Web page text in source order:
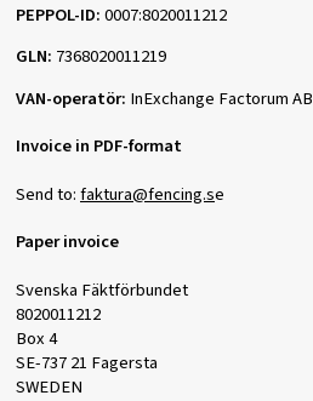
PEPPOL-ID:0007:8020011212
GLN: 7368020011219
VAN-operatör: InExchange Factorum AB
Invoice in PDF-format
Send to:faktura@fencing.se
Paper invoice
Svenska Fäktförbundet
8020011212
Box 4
SE-737 21 Fagersta
SWEDEN